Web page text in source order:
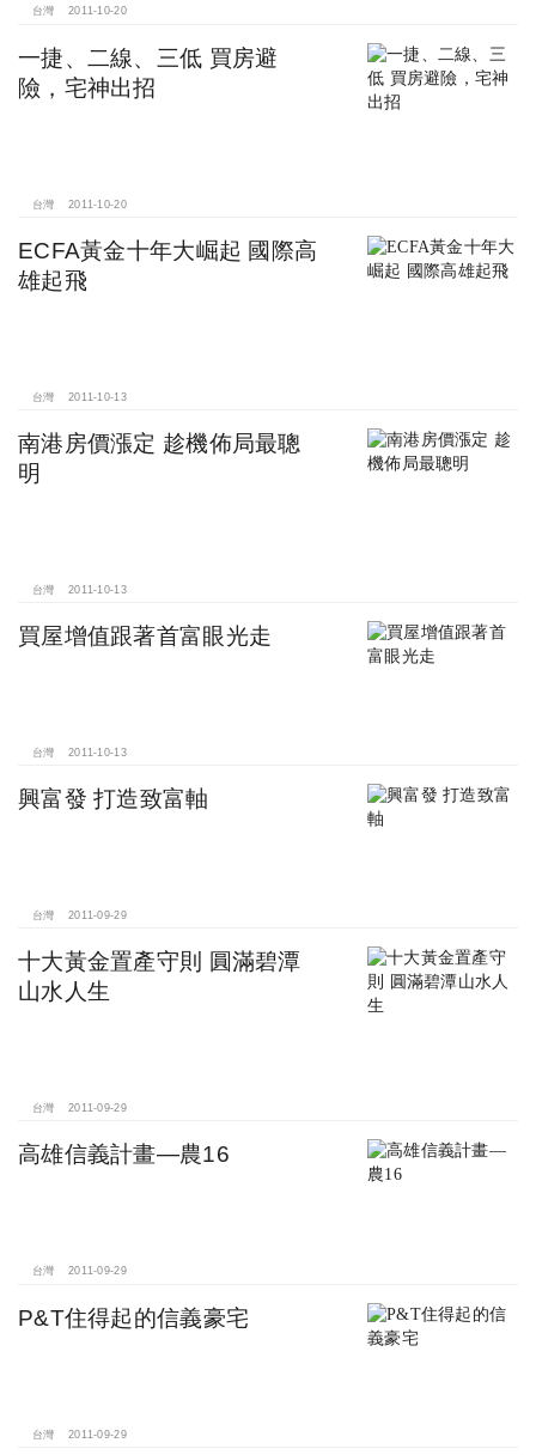
台灣 2011-10-20
一捷、二線、三低 買房避
險，宅神出招
台灣 2011-10-20
ECFA黃金十年大崛起 國際高
雄起飛
台灣 2011-10-13
南港房價漲定 趁機佈局最聰
明
台灣 2011-10-13
買屋增值跟著首富眼光走
台灣 2011-10-13
興富發 打造致富軸
台灣 2011-09-29
十大黃金置產守則 圓滿碧潭
山水人生
台灣 2011-09-29
高雄信義計畫—農16
台灣 2011-09-29
P&T住得起的信義豪宅
台灣 2011-09-29